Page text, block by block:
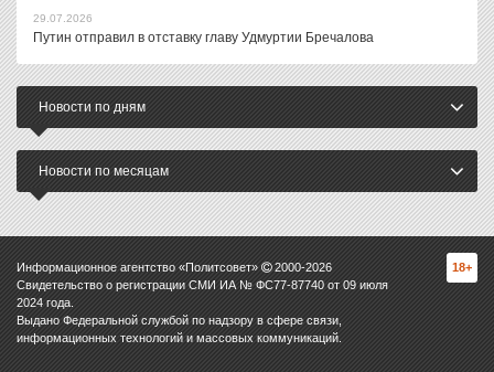
29.07.2026
Путин отправил в отставку главу Удмуртии Бречалова
Новости по дням
Новости по месяцам
Информационное агентство «Политсовет» 2000-2026
Свидетельство о регистрации СМИ ИА № ФС77-87740 от 09 июля
2024 года.
Выдано Федеральной службой по надзору в сфере связи,
информационных технологий и массовых коммуникаций.
18+